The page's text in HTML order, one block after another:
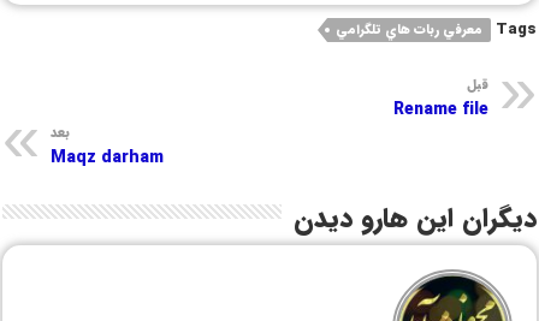
Tags معرفي ربات هاي تلگرامي
قبل
Rename file
بعد
Maqz darham
دیگران این هارو دیدن